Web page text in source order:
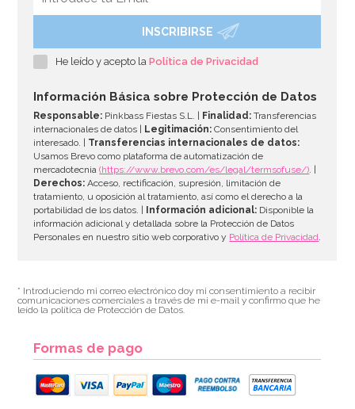
Bolsa de Gominolas Cinema Mix 90 gr - Fini
AÑADIR
INSCRIBIRSE
He leído y acepto laPolítica de Privacidad
Información Básica sobre Protección de Datos
Responsable: Pinkbass Fiestas S.L. | Finalidad: Transferencias
internacionales de datos |
Legitimación: Consentimiento del
interesado. | Transferencias internacionales de datos:
Usamos Brevo como plataforma de automatización de
mercadotecnia(https://www.brevo.com/es/legal/termsofuse/). |
Derechos: Acceso, rectificación, supresión, limitación de
tratamiento, u oposición al tratamiento, así como el derecho a la
portabilidad de los datos. |
Información adicional: Disponible la
información adicional y detallada sobre la Protección de Datos
Personales en nuestro sitio web corporativo y Política de Privacidad.
* Introduciendo mi correo electrónico doy mi consentimiento a recibir
comunicaciones comerciales a través de mi e-mail y confirmo que he
leído la política de Protección de Datos.
Formas de pago